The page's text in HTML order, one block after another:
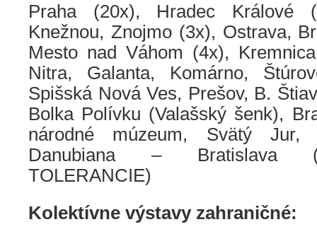
Praha (20x), Hradec Králové
Knežnou, Znojmo (3x), Ostrava,
Mesto nad Váhom (4x),
Nitra, Galanta, Komárno,
Spišská Nová Ves, Prešov, B.
Bolka Polívku (Valašský šenk),
národné múzeum, Svätý Jur,
Danubiana – Bratislava
TOLERANCIE)
Kolektívne výstavy zahraničné: